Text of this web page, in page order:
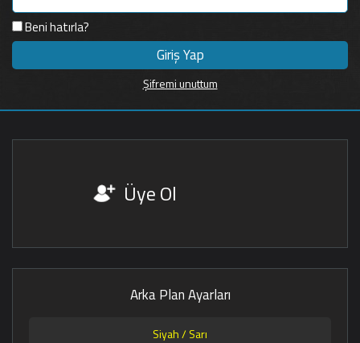
Beni hatırla?
Şifremi unuttum
Üye Ol
Arka Plan Ayarları
Siyah / Sarı